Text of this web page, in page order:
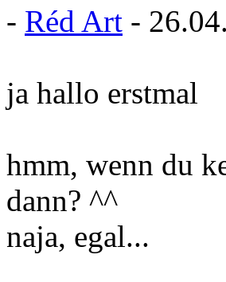
- Réd Art -
ja hallo erstmal
hmm, wenn du
dann? ^^
naja, egal...